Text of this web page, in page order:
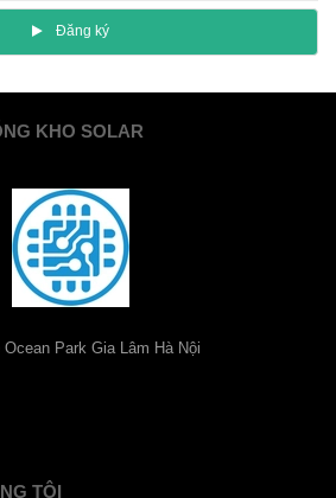
Ðăng ký
KHO SOLAR
Park Gia Lâm Hà Nội
TÔI